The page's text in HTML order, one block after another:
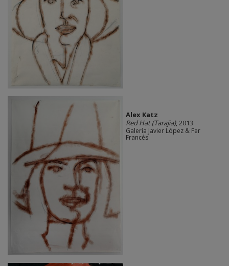
Alex Katz
Red Hat (Tarajia), 2013
Galería Javier López & Fer
Francés